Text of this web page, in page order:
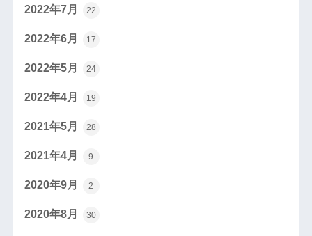
2022年7月 22
2022年6月 17
2022年5月 24
2022年4月 19
2021年5月 28
2021年4月 9
2020年9月 2
2020年8月 30